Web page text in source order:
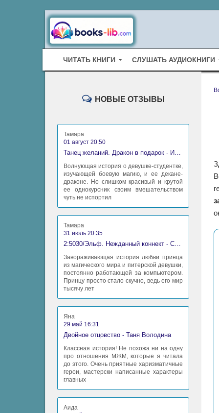
ЧИТАТЬ КНИГИ СЛУШАТЬ АУДИОКНИГИ
НОВЫЕ ОТЗЫВЫ
Тамара
01 август 20:50
Танец желаний. Дракон в подарок - Ирина Алексеева
Волнующая история о девушке-студентке,
изучающей боевую магию, и ее декане-
драконе. Но слишком красивый и крутой
ее однокурсник своим вмешательством
чуть не испортил
Тамара
31 июль 20:35
2:5030/Эльф. Нежданный коннект - Станислав Миков
Завораживающая история любви принца
из магического мира и питерской девушки,
постоянно работающей за компьютером.
Принцу просто стало скучно, ведь его мир
тысячу лет
Яна
29 май 16:31
Двойное отцовство - Таня Володина
Классная история! Не похожа ни на одну
про отношения МЖМ, которые я читала
до этого. Очень приятные харизматичные
герои, мастерски написанные характеры
главных
Аида